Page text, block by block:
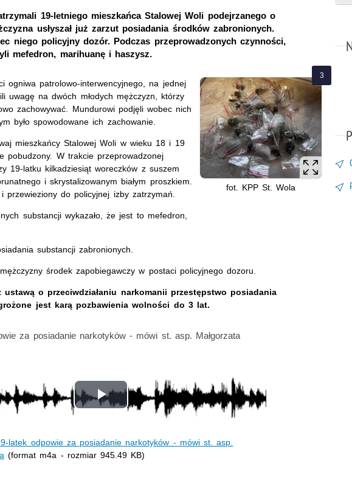
19-letniego mieszkańca Stalowej Woli podejrzanego o
usłyszał już zarzut posiadania środków zabronionych.
niego policyjny dozór. Podczas przeprowadzonych czynności,
mefedron, marihuanę i haszysz.
fot. KPP St. Wola
ogniwa patrolowo-interwencyjnego, na jednej
uwagę na dwóch młodych mężczyzn, którzy
zachowywać. Mundurowi podjęli wobec nich
było spowodowane ich zachowanie.
mieszkańcy Stalowej Woli w wieku 18 i 19
pobudzony. W trakcie przeprowadzonej
19-latku kilkadziesiąt woreczków z suszem
i skrystalizowanym białym proszkiem.
przewieziony do policyjnej izby zatrzymań.
substancji wykazało, że jest to mefedron,
substancji zabronionych.
środek zapobiegawczy w postaci policyjnego dozoru.
ustawą o przeciwdziałaniu narkomanii przestępstwo posiadania
jest karą pozbawienia wolności do 3 lat.
za posiadanie narkotyków - mówi st. asp. Małgorzata
Odtwórz
wideo
latek odpowie za posiadanie narkotyków - mówi st. asp.
(format m4a - rozmiar 945.49 KB)